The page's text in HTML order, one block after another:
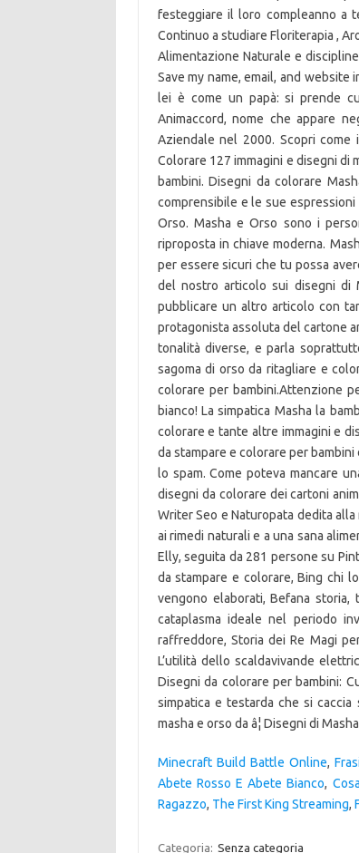
Minecraft Build Battle Online,
Abete Rosso E Abete Bianco,
Ragazzo, The First King Streaming,
Categoria: Senza categoria